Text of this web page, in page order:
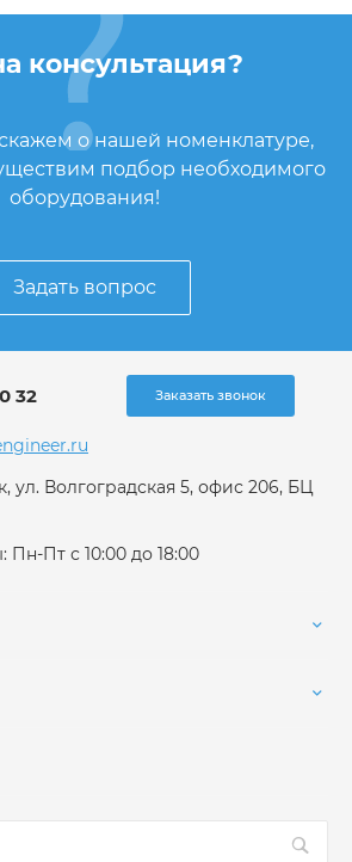
консультация?
о нашей номенклатуре,
подбор необходимого
оборудования!
Задать вопрос
32 Заказать звонок
ул. Волгоградская 5, офис 206, БЦ
Пн-Пт с 10:00 до 18:00